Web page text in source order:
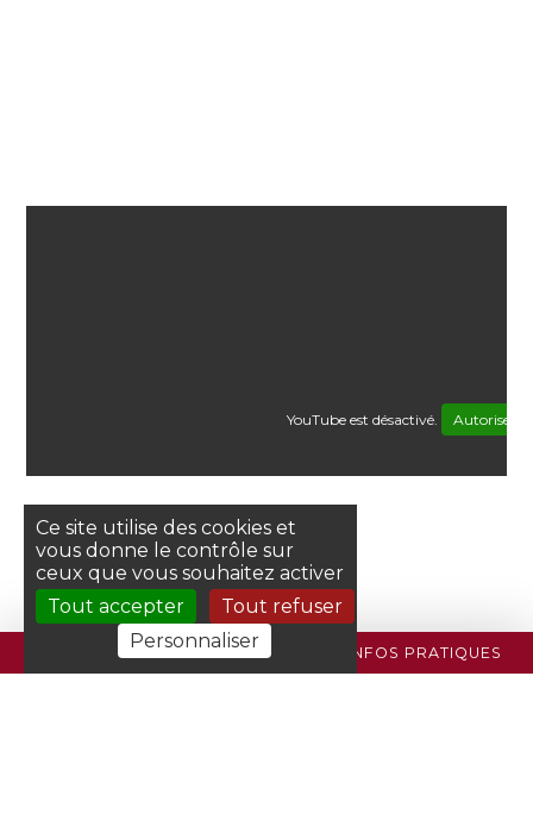
YouTube est désactivé. Autoriser
PROGRAMME BILLETTERIE INFOS PRATIQUES
Ce site utilise des cookies et
vous donne le contrôle sur
ceux que vous souhaitez activer
Tout accepter
Tout refuser
Personnaliser